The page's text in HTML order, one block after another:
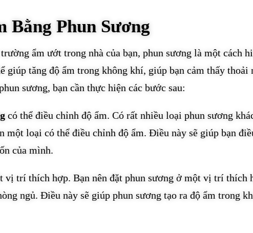
Bằng Phun Sương
ẩm ướt trong nhà của bạn, phun sương là một cách
giúp tăng độ ẩm trong không khí, giúp bạn cảm thấy thoải
sương, bạn cần thực hiện các bước sau:
có thể điều chỉnh độ ẩm. Có rất nhiều loại phun sương
một loại có thể điều chỉnh độ ẩm. Điều này sẽ giúp bạn
của mình.
vị trí thích hợp. Bạn nên đặt phun sương ở một vị trí thích
ngủ. Điều này sẽ giúp phun sương tạo ra độ ẩm trong